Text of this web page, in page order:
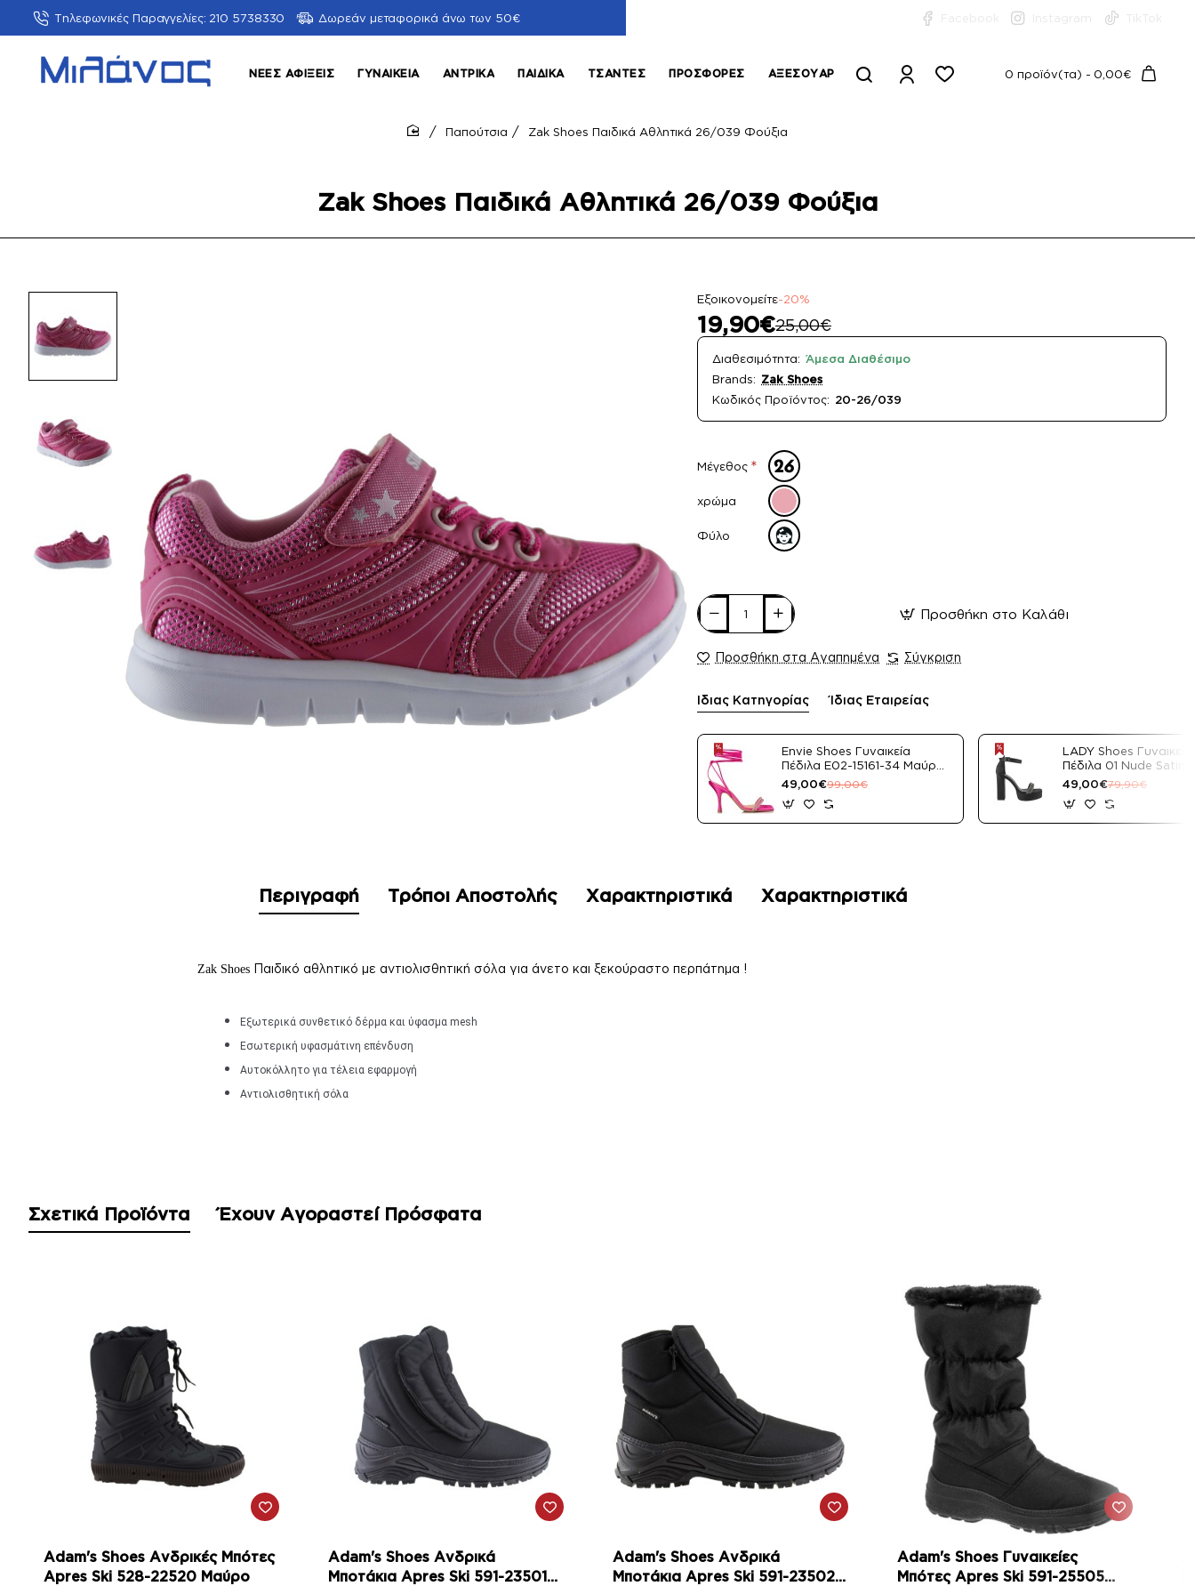
Τηλεφωνικές Παραγγελίες: 210 5738330 Δωρεάν μεταφορικά άνω των 50€
ΝΈΕΣ ΑΦΊΞΕΙΣ ΓΥΝΑΙΚΕΊΑ ΑΝΤΡΙΚΆ ΠΑΙΔΙΚΆ ΤΣΆΝΤΕΣ ΠΡΟΣΦΟΡΈΣ ΑΞΕΣΟΥΆΡ 0 προϊόν(τα) - 0,00€
Zak Shoes Παιδικά Αθλητικά 26/039 Φούξια
Παπούτσια Zak Shoes Παιδικά Αθλητικά 26/039 Φούξια
Εξοικονομείτε-20%
19,90€25,00€
Διαθεσιμότητα: Άμεσα Διαθέσιμο
Brands: Zak Shoes
Κωδικός Προϊόντος: 20-26/039
Μέγεθος
χρώμα
Φύλο
Προσθήκη στο Καλάθι
Προσθήκη στα Αγαπημένα Σύγκριση
Ίδιας Κατηγορίας Ίδιας Εταιρείας
Envie Shoes Γυναικεία
Πέδιλα E02-15161-34 Μαύρο
Satin
49,00€99,00€
LADY Shoes Γυναικεία
Πέδιλα 01 Nude Satin
49,00€79,90€
Περιγραφή Τρόποι Αποστολής Χαρακτηριστικά Χαρακτηριστικά
Zak Shoes Παιδικό αθλητικό με αντιολισθητική σόλα για άνετο και ξεκούραστο περπάτημα !
Εξωτερικά συνθετικό δέρμα και ύφασμα mesh
Εσωτερική υφασμάτινη επένδυση
Αυτοκόλλητο για τέλεια εφαρμογή
Αντιολισθητική σόλα
Σχετικά Προϊόντα Έχουν Αγοραστεί Πρόσφατα
-17%
Adam's Shoes Ανδρικές Μπότες
Apres Ski 528-22520 Μαύρο
Adam's Shoes Ανδρικά
Μποτάκια Apres Ski 591-23501
Adam's Shoes Ανδρικά
Μποτάκια Apres Ski 591-23502
Adam's Shoes Γυναικείες
Μπότες Apres Ski 591-25505